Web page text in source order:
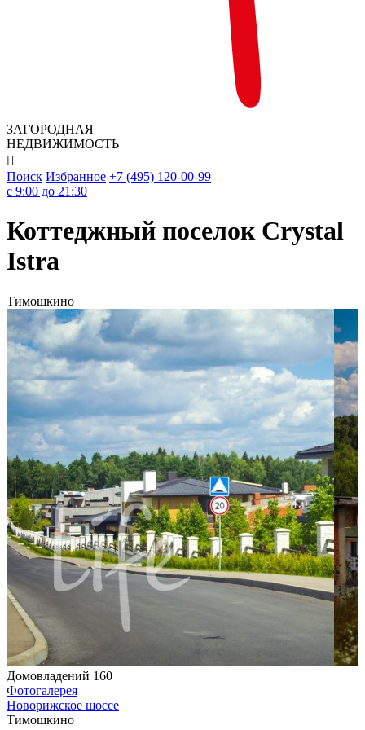
ЗАГОРОДНАЯ
НЕДВИЖИМОСТЬ

Поиск Избранное +7 (495) 120-00-99
c 9:00 до 21:30
Коттеджный поселок Crystal
Istra
Тимошкино
Домовладений 160
Фотогалерея
Новорижское шоссе
Тимошкино